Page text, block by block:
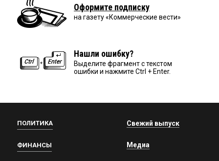
Оформите подписку
на газету «Коммерческие вести»
Нашли ошибку?
Выделите фрагмент с текстом
ошибки и нажмите Ctrl + Enter.
ПОЛИТИКА
ФИНАНСЫ
Свежий выпуск
Медиа